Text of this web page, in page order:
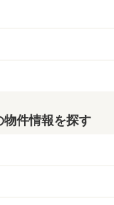
物件情報を探す